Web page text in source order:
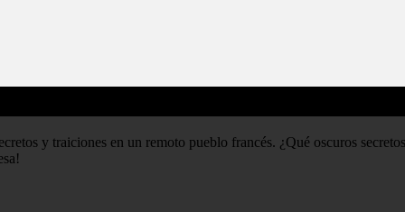
y traiciones en un remoto pueblo francés. ¿Qué oscuros